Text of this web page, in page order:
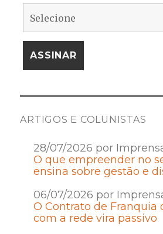
ARTIGOS E COLUNISTAS
28/07/2026 por
O que empreender no
ensina sobre gestão e
06/07/2026 por
O Contrato de Franquia
com a rede vira passivo